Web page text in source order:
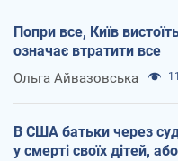
Попри все, Київ
означає втратити все
Ольга Айвазовська
В США батьки через
у смерті своїх дітей,